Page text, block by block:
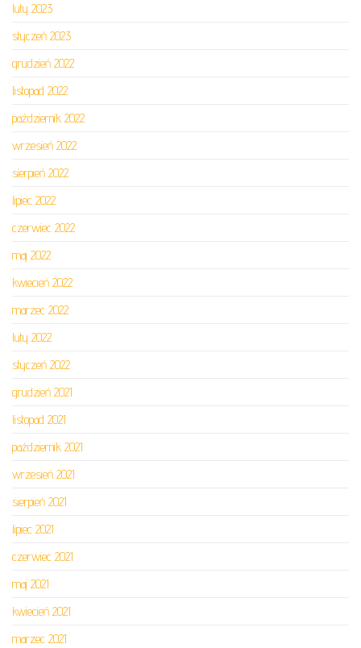
luty 2023
styczeń 2023
grudzień 2022
listopad 2022
październik 2022
wrzesień 2022
sierpień 2022
lipiec 2022
czerwiec 2022
maj 2022
kwiecień 2022
marzec 2022
luty 2022
styczeń 2022
grudzień 2021
listopad 2021
październik 2021
wrzesień 2021
sierpień 2021
lipiec 2021
czerwiec 2021
maj 2021
kwiecień 2021
marzec 2021